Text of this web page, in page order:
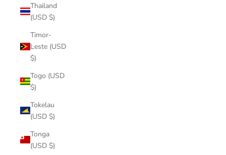
Thailand
(USD $)
Timor-
Leste (USD
$)
Togo (USD
$)
Tokelau
(USD $)
Tonga
(USD $)